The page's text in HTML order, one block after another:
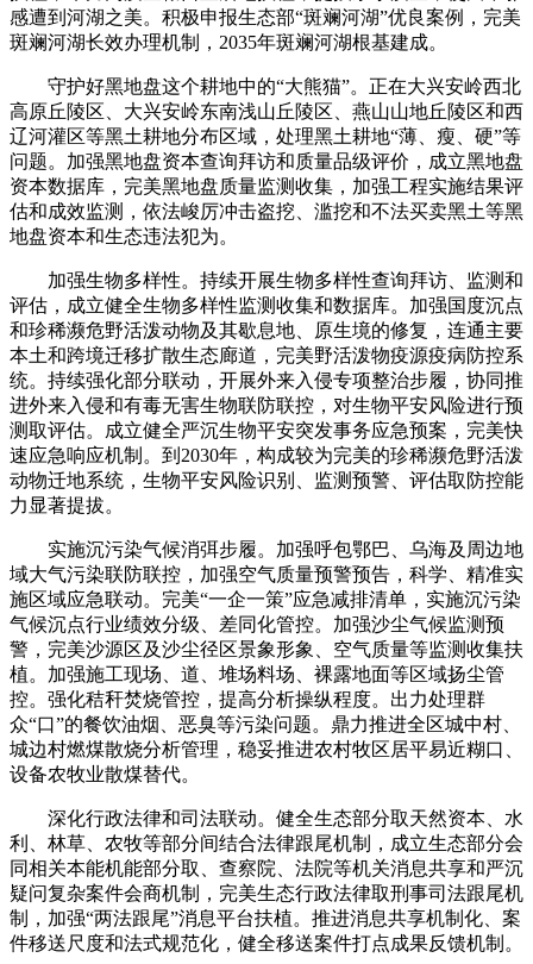
感遭到河湖之美。积极申报生态部“斑斓河湖”优良案例，完美
斑斓河湖长效办理机制，2035年斑斓河湖根基建成。
守护好黑地盘这个耕地中的“大熊猫”。正在大兴安岭西北
高原丘陵区、大兴安岭东南浅山丘陵区、燕山山地丘陵区和西
辽河灌区等黑土耕地分布区域，处理黑土耕地“薄、瘦、硬”等
问题。加强黑地盘资本查询拜访和质量品级评价，成立黑地盘
资本数据库，完美黑地盘质量监测收集，加强工程实施结果评
估和成效监测，依法峻厉冲击盗挖、滥挖和不法买卖黑土等黑
地盘资本和生态违法犯为。
加强生物多样性。持续开展生物多样性查询拜访、监测和
评估，成立健全生物多样性监测收集和数据库。加强国度沉点
和珍稀濒危野活泼动物及其歇息地、原生境的修复，连通主要
本土和跨境迁移扩散生态廊道，完美野活泼物疫源疫病防控系
统。持续强化部分联动，开展外来入侵专项整治步履，协同推
进外来入侵和有毒无害生物联防联控，对生物平安风险进行预
测取评估。成立健全严沉生物平安突发事务应急预案，完美快
速应急响应机制。到2030年，构成较为完美的珍稀濒危野活泼
动物迁地系统，生物平安风险识别、监测预警、评估取防控能
力显著提拔。
实施沉污染气候消弭步履。加强呼包鄂巴、乌海及周边地
域大气污染联防联控，加强空气质量预警预告，科学、精准实
施区域应急联动。完美“一企一策”应急减排清单，实施沉污染
气候沉点行业绩效分级、差同化管控。加强沙尘气候监测预
警，完美沙源区及沙尘径区景象形象、空气质量等监测收集扶
植。加强施工现场、道、堆场料场、裸露地面等区域扬尘管
控。强化秸秆焚烧管控，提高分析操纵程度。出力处理群
众“口”的餐饮油烟、恶臭等污染问题。鼎力推进全区城中村、
城边村燃煤散烧分析管理，稳妥推进农村牧区居平易近糊口、
设备农牧业散煤替代。
深化行政法律和司法联动。健全生态部分取天然资本、水
利、林草、农牧等部分间结合法律跟尾机制，成立生态部分会
同相关本能机能部分取、查察院、法院等机关消息共享和严沉
疑问复杂案件会商机制，完美生态行政法律取刑事司法跟尾机
制，加强“两法跟尾”消息平台扶植。推进消息共享机制化、案
件移送尺度和法式规范化，健全移送案件打点成果反馈机制。